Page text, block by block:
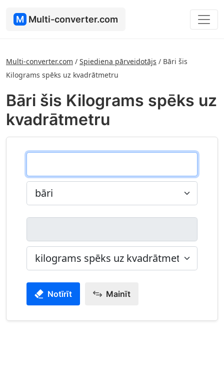
M Multi-converter.com
Multi-converter.com / Spiediena pārveidotājs / Bāri šis
Kilograms spēks uz kvadrātmetru
Bāri šis Kilograms spēks uz
kvadrātmetru
Notīrīt Mainīt